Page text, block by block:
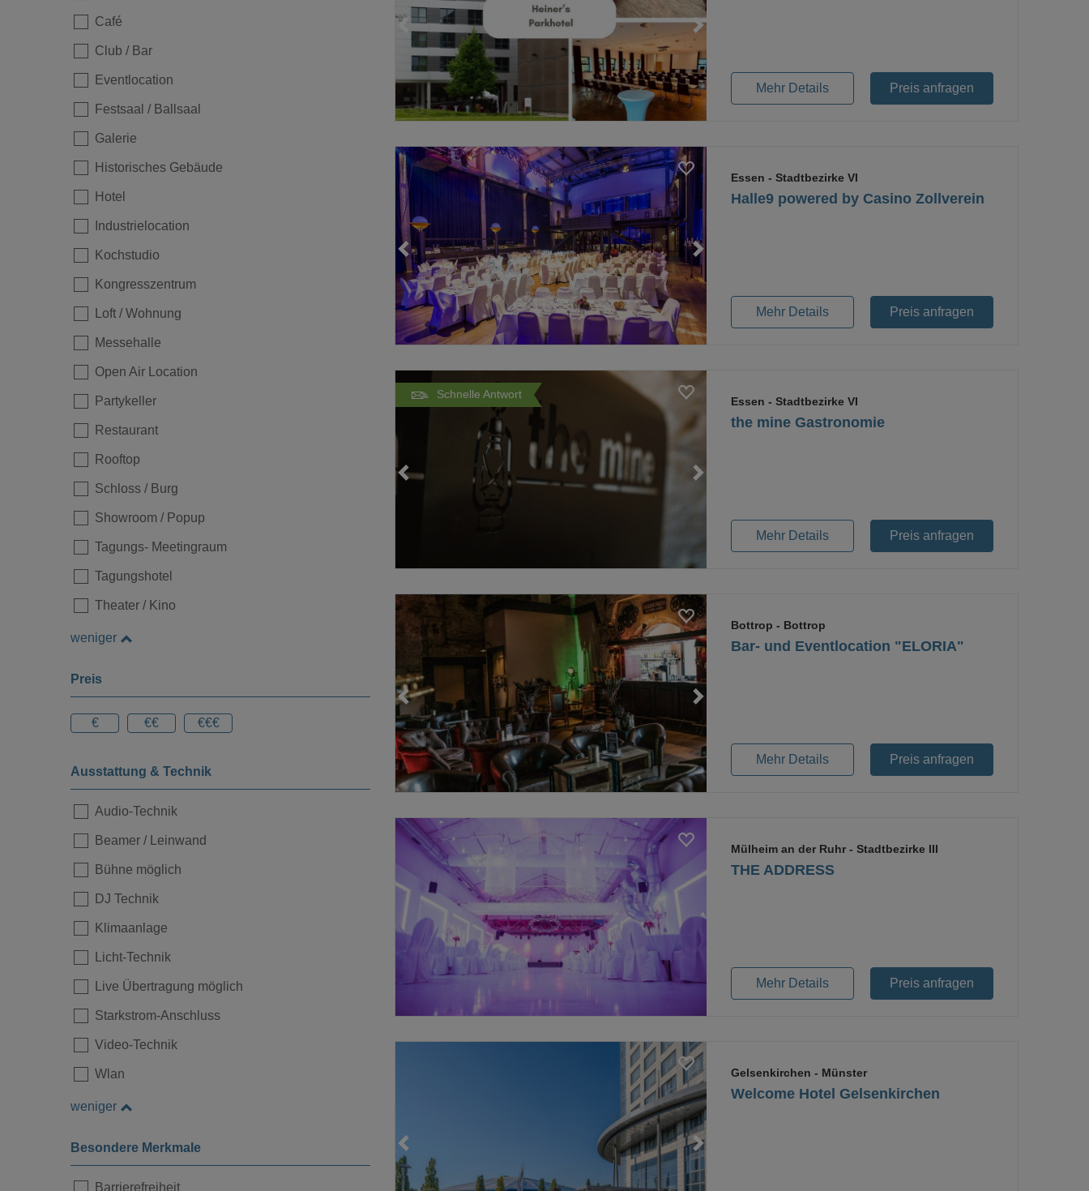
Café
Club / Bar
Eventlocation
Festsaal / Ballsaal
Galerie
Historisches Gebäude
Hotel
Industrielocation
Kochstudio
Kongresszentrum
Loft / Wohnung
Messehalle
Open Air Location
Partykeller
Restaurant
Rooftop
Schloss / Burg
Showroom / Popup
Tagungs- Meetingraum
Tagungshotel
Theater / Kino
weniger
Preis
€ €€ €€€
Ausstattung & Technik
Audio-Technik
Beamer / Leinwand
Bühne möglich
DJ Technik
Klimaanlage
Licht-Technik
Live Übertragung möglich
Starkstrom-Anschluss
Video-Technik
Wlan
weniger
Besondere Merkmale
Barrierefreiheit
Loading...
Mehr Details Preis anfragen
Loading...
Halle9 powered by Casino Zollverein
Essen - Stadtbezirke VI
Mehr Details Preis anfragen
Schnelle Antwort
Loading...
the mine Gastronomie
Essen - Stadtbezirke VI
Mehr Details Preis anfragen
Loading...
Bar- und Eventlocation "ELORIA"
Bottrop - Bottrop
Mehr Details Preis anfragen
Loading...
THE ADDRESS
Mülheim an der Ruhr- Stadtbezirke III
Mehr Details Preis anfragen
Welcome Hotel Gelsenkirchen
Gelsenkirchen - Münster